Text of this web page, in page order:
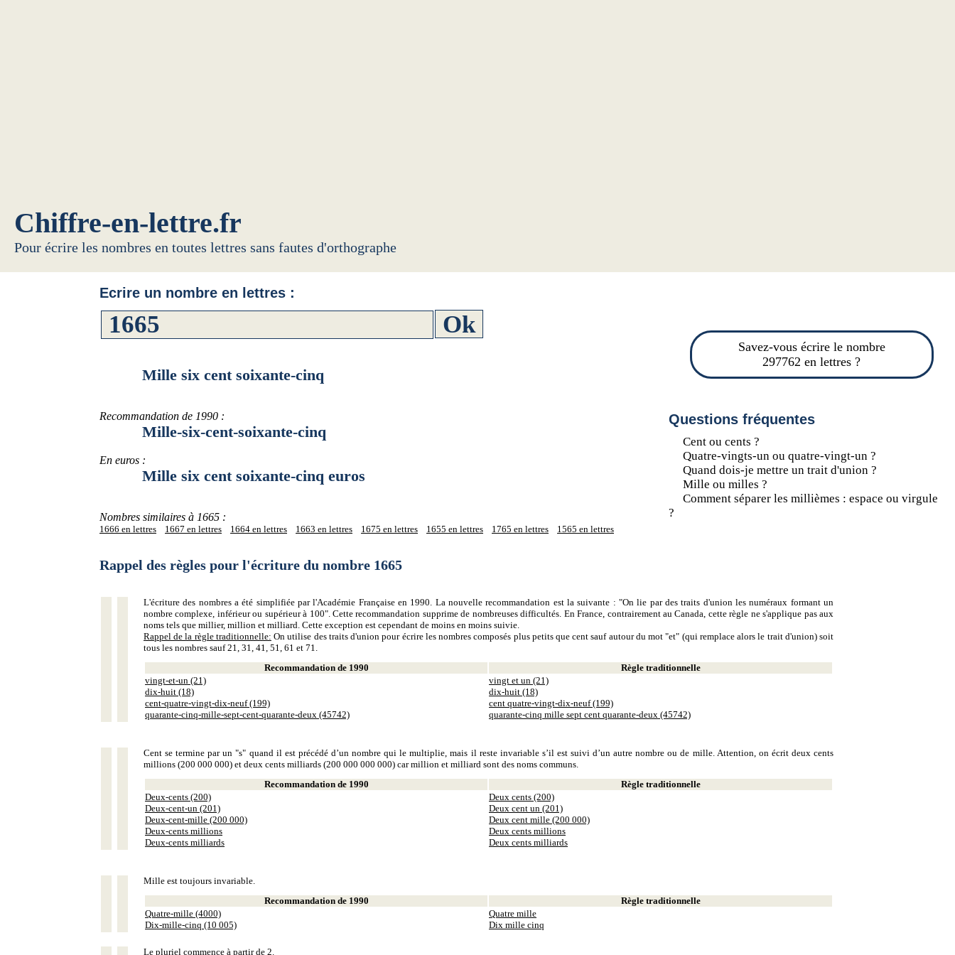
Chiffre-en-lettre.fr
Pour écrire les nombres en toutes lettres sans fautes d'orthographe
Savez-vous écrire le nombre
297762 en lettres ?
Questions fréquentes
Cent ou cents ?
Quatre-vingts-un ou quatre-vingt-un ?
Quand dois-je mettre un trait d'union ?
Mille ou milles ?
Comment séparer les millièmes : espace ou virgule
?
Ecrire un nombre en lettres :
Mille six cent soixante-cinq
Recommandation de 1990 :
Mille-six-cent-soixante-cinq
En euros :
Mille six cent soixante-cinq euros
Nombres similaires à 1665 :
1666 en lettres 1667 en lettres 1664 en lettres 1663 en lettres 1675 en lettres 1655 en lettres 1765 en lettres 1565 en lettres
Rappel des règles pour l'écriture du nombre 1665
L'écriture des nombres a été simplifiée par l'Académie Française en 1990. La nouvelle recommandation est la suivante : "On lie par des traits d'union les numéraux formant un
nombre complexe, inférieur ou supérieur à 100". Cette recommandation supprime de nombreuses difficultés. En France, contrairement au Canada, cette règle ne s'applique pas aux
noms tels que millier, million et milliard. Cette exception est cependant de moins en moins suivie.
Rappel de la règle traditionnelle: On utilise des traits d'union pour écrire les nombres composés plus petits que cent sauf autour du mot "et" (qui remplace alors le trait d'union) soit
tous les nombres sauf 21, 31, 41, 51, 61 et 71.
Recommandation de 1990
Règle traditionnelle
vingt-et-un (21)
dix-huit (18)
cent-quatre-vingt-dix-neuf (199)
quarante-cinq-mille-sept-cent-quarante-deux (45742)
vingt et un (21)
dix-huit (18)
cent quatre-vingt-dix-neuf (199)
quarante-cinq mille sept cent quarante-deux (45742)
Cent se termine par un "s" quand il est précédé d’un nombre qui le multiplie, mais il reste invariable s’il est suivi d’un autre nombre ou de mille. Attention, on écrit deux cents
millions (200 000 000) et deux cents milliards (200 000 000 000) car million et milliard sont des noms communs.
Recommandation de 1990
Règle traditionnelle
Deux-cents (200)
Deux-cent-un (201)
Deux-cent-mille (200 000)
Deux-cents millions
Deux-cents milliards
Deux cents (200)
Deux cent un (201)
Deux cent mille (200 000)
Deux cents millions
Deux cents milliards
Mille est toujours invariable.
Recommandation de 1990
Règle traditionnelle
Quatre-mille (4000)
Dix-mille-cinq (10 005)
Quatre mille
Dix mille cinq
Le pluriel commence à partir de 2.